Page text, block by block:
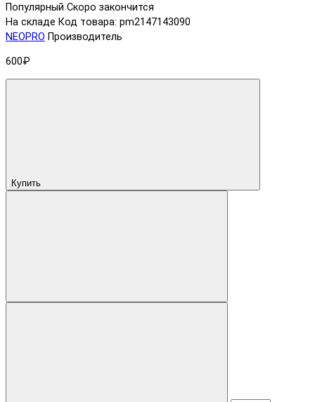
Популярный Скоро закончится
На складе Код товара: pm2147143090
NEOPRO Производитель
600₽
Купить